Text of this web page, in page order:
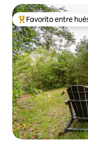
De los mejores en
Favorito entre